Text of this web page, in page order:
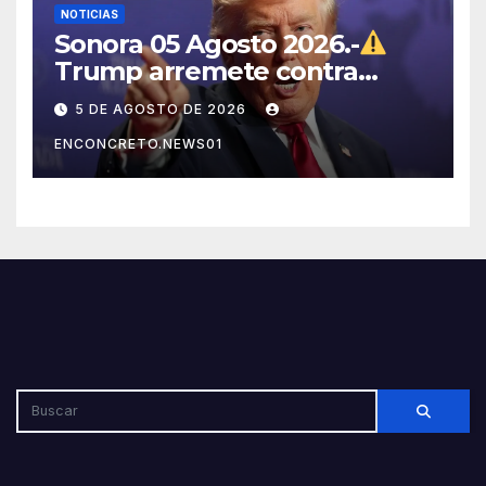
NOTICIAS
Sonora 05 Agosto 2026.-
Trump arremete contra
México, Canadá y otras
potencias por supuestos
abusos comerciales
5 DE AGOSTO DE 2026
ENCONCRETO.NEWS01